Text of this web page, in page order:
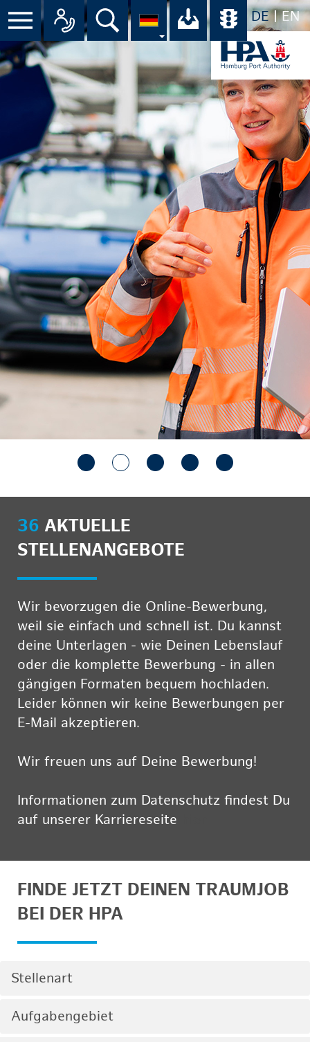
DE EN
Menü Alle Ansprechpartner im
Suche Ihr Download-
36 AKTUELLE
STELLENANGEBOTE
Wir bevorzugen die Online-Bewerbung,
weil sie einfach und schnell ist. Du kannst
deine Unterlagen - wie Deinen Lebenslauf
oder die komplette Bewerbung - in allen
gängigen Formaten bequem hochladen.
Leider können wir keine Bewerbungen per
E-Mail akzeptieren.
Wir freuen uns auf Deine Bewerbung!
Informationen zum Datenschutz findest Du
auf unserer Karriereseite
FINDE JETZT DEINEN TRAUMJOB
BEI DER HPA
Stellenart
Aufgabengebiet